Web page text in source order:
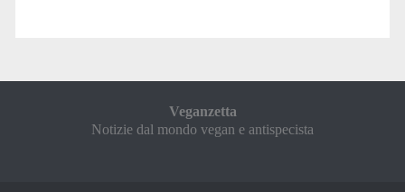
Veganzetta
Notizie dal mondo vegan e antispecista